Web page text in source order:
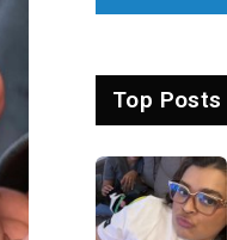
Top Posts